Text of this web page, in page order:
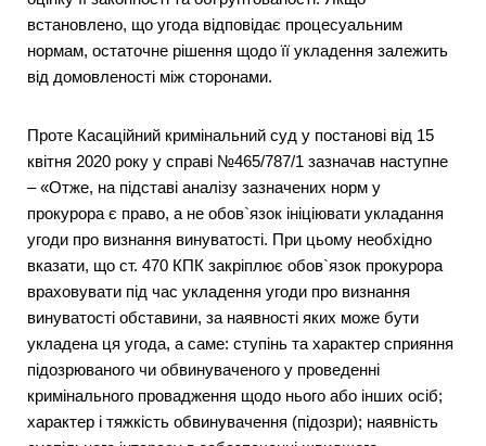
встановлено, що угода відповідає процесуальним
нормам, остаточне рішення щодо її укладення залежить
від домовленості між сторонами.
Проте Касаційний кримінальний суд у постанові від 15
квітня 2020 року у справі №465/787/1 зазначав наступне
– «Отже, на підставі аналізу зазначених норм у
прокурора є право, а не обов`язок ініціювати укладання
угоди про визнання винуватості. При цьому необхідно
вказати, що ст. 470 КПК закріплює обов`язок прокурора
враховувати під час укладення угоди про визнання
винуватості обставини, за наявності яких може бути
укладена ця угода, а саме: ступінь та характер сприяння
підозрюваного чи обвинуваченого у проведенні
кримінального провадження щодо нього або інших осіб;
характер і тяжкість обвинувачення (підозри); наявність